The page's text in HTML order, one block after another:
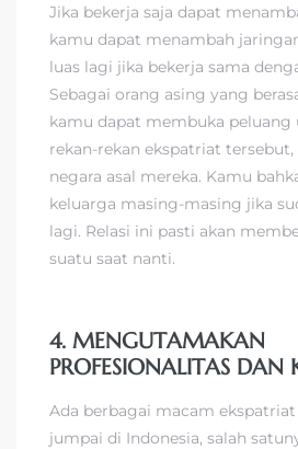
Jika bekerja saja dapat
kamu dapat menambah
luas lagi jika bekerja sama
Sebagai orang asing yang
kamu dapat membuka peluang
rekan-rekan ekspatriat
negara asal mereka. Kamu
keluarga masing-masing jika
lagi. Relasi ini pasti akan
suatu saat nanti.
4. MENGUTAMAKAN
PROFESIONALITAS DAN
Ada berbagai macam
jumpai di Indonesia, salah